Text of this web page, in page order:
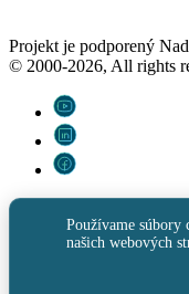
Projekt je podporený
© 2000-2026, All rights
Používame súbory
našich webových